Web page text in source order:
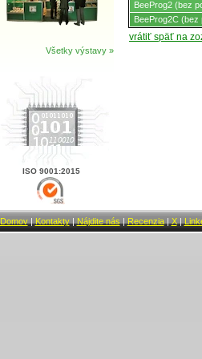
Všetky výstavy »
ISO 9001:2015
BeeProg2 (bez
BeeProg2C (bez
vrátiť späť na
Domov| Kontakty| Nájdite nás | Recenzia| X|